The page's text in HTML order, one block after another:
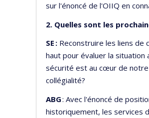
sur l'énoncé de l'OIIQ en
2. Quelles sont les
SE : Reconstruire les liens de
haut pour évaluer la
sécurité est au cœur de
collégialité?
ABG: Avec l'énoncé de
historiquement, les services